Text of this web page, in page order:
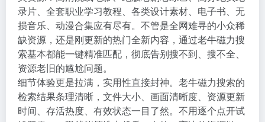
录片、全套职业学习教程、各类设计素材、电子书、无
损音乐、动漫合集应有尽有。不管是全网难寻的小众稀
缺资源，还是刚更新的热门全新内容，通过老牛磁力搜
索基本都能一键精准匹配，彻底告别搜不到、搜不全、
资源老旧的尴尬问题。
细节体验更是拉满，实用性直接封神。老牛磁力搜索的
检索结果条理清晰，文件大小、画面清晰度、资源更新
时间、存活热度、有效状态一目了然。不用逐个点开试